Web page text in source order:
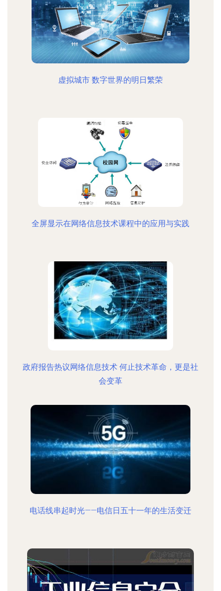
虚拟城市 数字世界的明日繁荣
全屏显示在网络信息技术课程中的应用与实践
政府报告热议网络信息技术 何止技术革命，更是社
会变革
电话线串起时光——电信日五十一年的生活变迁